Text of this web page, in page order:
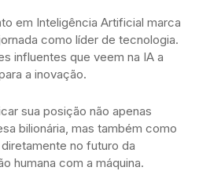
em Inteligência Artificial marca
como líder de tecnologia.
influentes que veem na IA a
a inovação.
sua posição não apenas
bilionária, mas também como
no futuro da
humana com a máquina.